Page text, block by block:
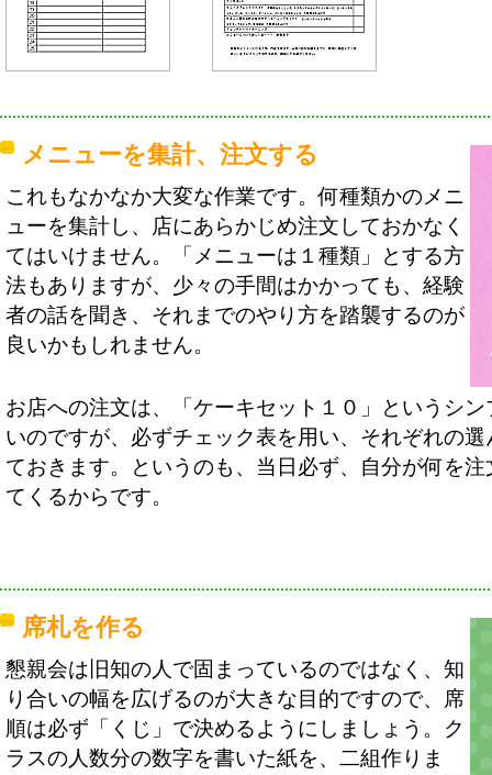
メニューを集計、注文する
これもなかなか大変な作業です。何種類かのメニ
ューを集計し、店にあらかじめ注文しておかなく
てはいけません。「メニューは１種類」とする方
法もありますが、少々の手間はかかっても、経験
者の話を聞き、それまでのやり方を踏襲するのが
良いかもしれません。
お店への注文は、「ケーキセット１０」というシ
いのですが、必ずチェック表を用い、それぞれの
ておきます。というのも、当日必ず、自分が何を
てくるからです。
席札を作る
懇親会は旧知の人で固まっているのではなく、知
り合いの幅を広げるのが大きな目的ですので、席
順は必ず「くじ」で決めるようにしましょう。ク
ラスの人数分の数字を書いた紙を、二組作りま